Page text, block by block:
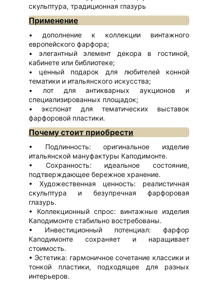
скульптура, традиционная глазурь
Применение
дополнение к коллекции винтажного
европейского фарфора;
элегантный элемент декора в гостиной,
кабинете или библиотеке;
ценный подарок для любителей конной
тематики и итальянского искусства;
лот для антикварных аукционов и
специализированных площадок;
экспонат для тематических выставок
фарфоровой пластики.
Почему стоит приобрести
Подлинность: оригинальное изделие
итальянской мануфактуры Каподимонте.
Сохранность: идеальное состояние,
подтверждающее бережное хранение.
Художественная ценность: реалистичная
скульптура и безупречная фарфоровая
глазурь.
Коллекционный спрос: винтажные изделия
Каподимонте стабильно востребованы.
Инвестиционный потенциал: фарфор
Каподимонте сохраняет и наращивает
стоимость.
Эстетика: гармоничное сочетание классики и
тонкой пластики, подходящее для разных
интерьеров.